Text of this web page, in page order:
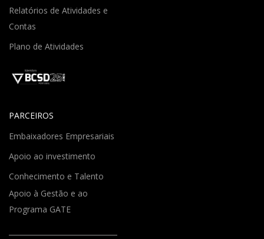
Relatórios de Atividades e
Contas
Plano de Atividades
PARCEIROS
Embaixadores Empresariais
Apoio ao investimento
Conhecimento e Talento
Apoio à Gestão e ao
Programa GATE